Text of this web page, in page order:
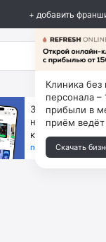
+ добавить
За 90 тыс.
ни коробок, ни
каждый месяц
получить бизнес-
Клиника
персонала –
прибыли в
приём
Скачать